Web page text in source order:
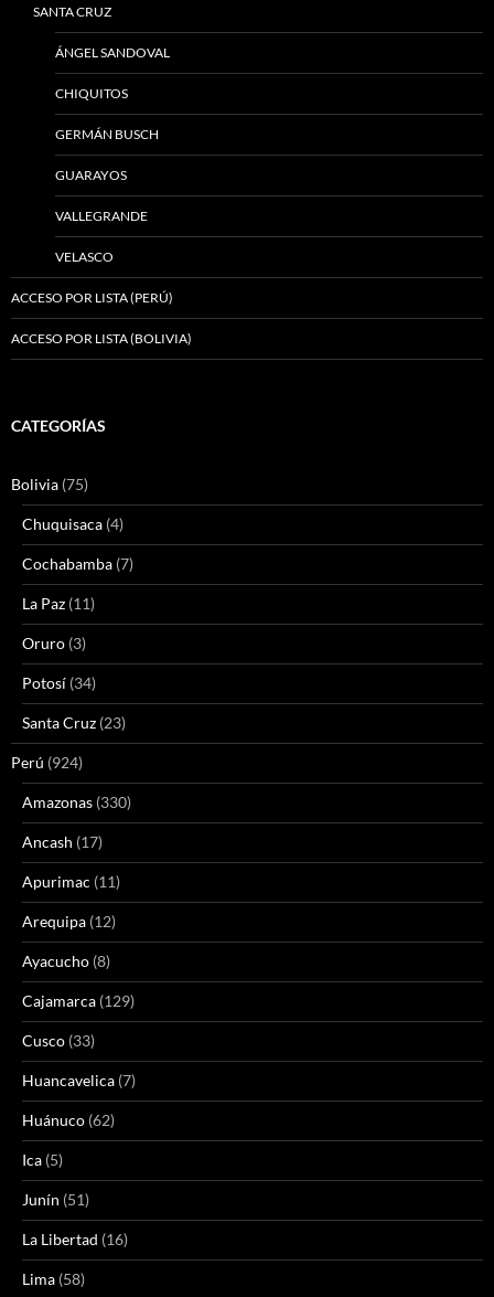
SANTA CRUZ
ÁNGEL SANDOVAL
CHIQUITOS
GERMÁN BUSCH
GUARAYOS
VALLEGRANDE
VELASCO
ACCESO POR LISTA (PERÚ)
ACCESO POR LISTA (BOLIVIA)
CATEGORÍAS
Bolivia (75)
Chuquisaca (4)
Cochabamba (7)
La Paz (11)
Oruro (3)
Potosí (34)
Santa Cruz (23)
Perú (924)
Amazonas (330)
Ancash (17)
Apurimac (11)
Arequipa (12)
Ayacucho (8)
Cajamarca (129)
Cusco (33)
Huancavelica (7)
Huánuco (62)
Ica (5)
Junín (51)
La Libertad (16)
Lima (58)